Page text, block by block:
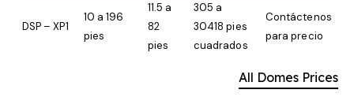
DSP – XP1
10 a 196
pies
11.5 a
82
pies
305 a
30418 pies
cuadrados
Contáctenos
para precio
All Domes Prices